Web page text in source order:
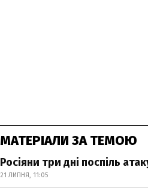
МАТЕРІАЛИ ЗА ТЕМОЮ
Росіяни три дні поспіль
21 ЛИПНЯ, 11:05